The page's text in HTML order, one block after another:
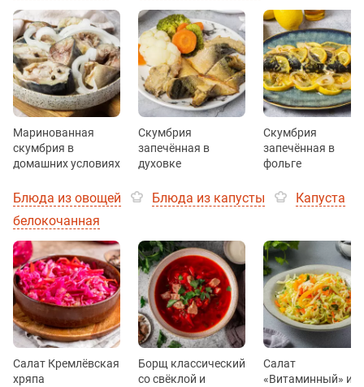
Маринованная
скумбрия в
домашних условиях
Скумбрия
запечённая в
духовке
Скумбрия
запечённая в
фольге
Блюда из овощей Блюда из капусты
Капуста
белокочанная
Салат Кремлёвская
хряпа
Борщ классический
со свёклой и
Салат
«Витаминный» из